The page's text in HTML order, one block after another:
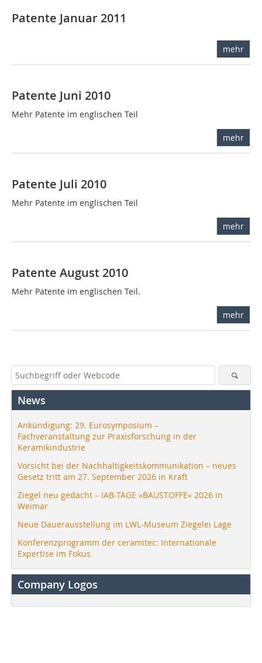
Patente Januar 2011
mehr
Patente Juni 2010
Mehr Patente im englischen Teil
mehr
Patente Juli 2010
Mehr Patente im englischen Teil
mehr
Patente August 2010
Mehr Patente im englischen Teil.
mehr
News
Ankündigung: 29. Eurosymposium –
Fachveranstaltung zur Praxisforschung in der
Keramikindustrie
Vorsicht bei der Nachhaltigkeitskommunikation – neues
Gesetz tritt am 27. September 2026 in Kraft
Ziegel neu gedacht – IAB-TAGE »BAUSTOFFE« 2026 in
Weimar
Neue Dauerausstellung im LWL-Museum Ziegelei Lage
Konferenzprogramm der ceramitec: Internationale
Expertise im Fokus
Company Logos